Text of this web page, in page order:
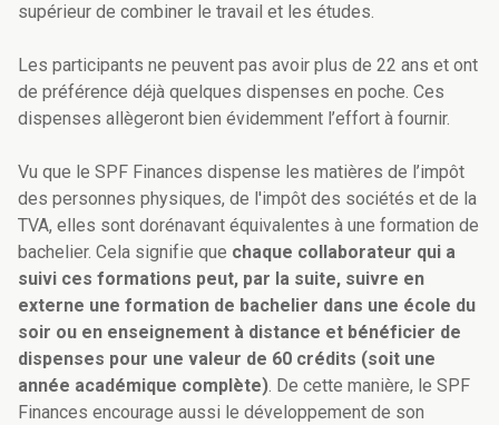
supérieur de combiner le travail et les études.
Les participants ne peuvent pas avoir plus de 22 ans et ont
de préférence déjà quelques dispenses en poche. Ces
dispenses allègeront bien évidemment l’effort à fournir.
Vu que le SPF Finances dispense les matières de l’impôt
des personnes physiques, de l'impôt des sociétés et de la
TVA, elles sont dorénavant équivalentes à une formation de
bachelier. Cela signifie que chaque collaborateur qui a
suivi ces formations peut, par la suite, suivre en
externe une formation de bachelier dans une école du
soir ou en enseignement à distance et bénéficier de
dispenses pour une valeur de 60 crédits (soit une
année académique complète). De cette manière, le SPF
Finances encourage aussi le développement de son